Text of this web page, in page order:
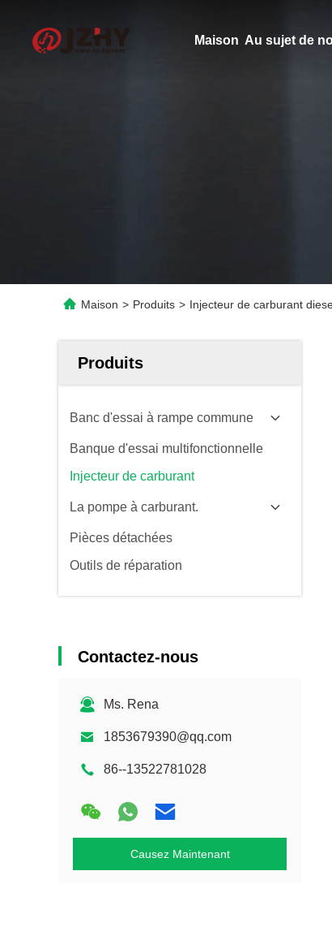
Maison Au sujet de
Maison > Produits > Injecteur de carburant
Produits
Banc d'essai à rampe commune
Banque d'essai multifonctionnelle
Injecteur de carburant
La pompe à carburant.
Pièces détachées
Outils de réparation
Contactez-nous
Ms. Rena
1853679390@qq.com
86--13522781028
Causez Maintenant